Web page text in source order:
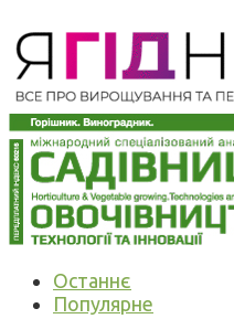
Останнє
Популярне